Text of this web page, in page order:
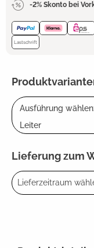
-2% Skonto bei
Lastschrift
Ausführung wählen:
Leiter
Lieferung zum
Lieferzeitraum